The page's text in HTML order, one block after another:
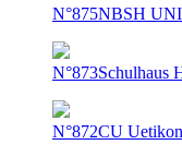
N°875NBSH
N°873Schulhaus
N°872CU